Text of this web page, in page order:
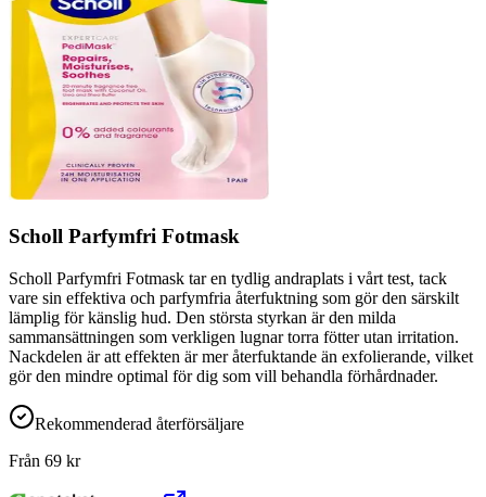
Scholl Parfymfri Fotmask
Scholl Parfymfri Fotmask tar en tydlig andraplats i vårt test, tack
vare sin effektiva och parfymfria återfuktning som gör den särskilt
lämplig för känslig hud. Den största styrkan är den milda
sammansättningen som verkligen lugnar torra fötter utan irritation.
Nackdelen är att effekten är mer återfuktande än exfolierande, vilket
gör den mindre optimal för dig som vill behandla förhårdnader.
Rekommenderad återförsäljare
Från 69 kr